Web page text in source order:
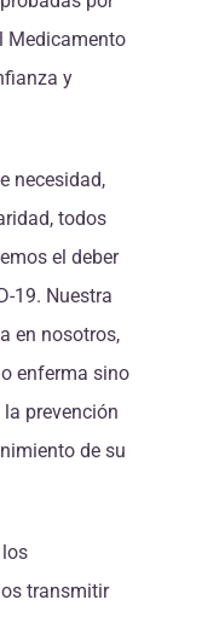
Medicamento
y
necesidad,
todos
el deber
19. Nuestra
en nosotros,
enferma sino
prevención
de su
transmitir